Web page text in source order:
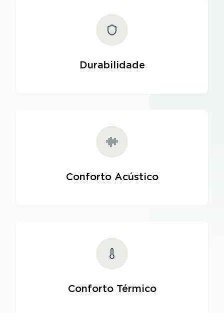
Durabilidade
Conforto Acústico
Conforto Térmico